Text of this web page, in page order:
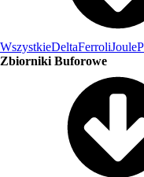
WszystkieDeltaFerroliJoule
Zbiorniki Buforowe